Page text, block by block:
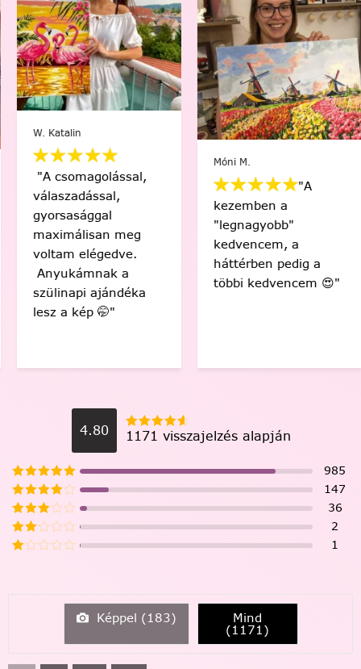
W. Katalin
"A csomagolással,
válaszadással,
gyorsasággal
maximálisan meg
voltam elégedve.
Anyukámnak a
szülinapi ajándéka
lesz a kép 🤭"
Móni M.
"A
kezemben a
"legnagyobb"
kedvencem, a
háttérben pedig a
többi kedvencem 😍"
4.80 1171 visszajelzés alapján
985
147
36
2
1
Képpel (183) Mind
(1171)